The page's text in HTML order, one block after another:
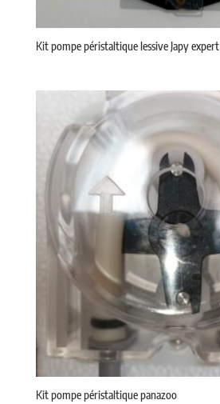
Kit pompe péristaltique lessive Japy expert
Kit pompe péristaltique panazoo